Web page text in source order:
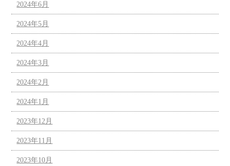
2024年6月
2024年5月
2024年4月
2024年3月
2024年2月
2024年1月
2023年12月
2023年11月
2023年10月